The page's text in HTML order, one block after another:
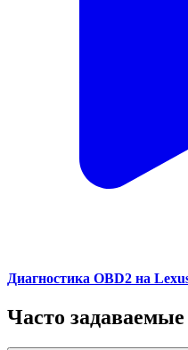
Диагностика OBD2 на
Часто